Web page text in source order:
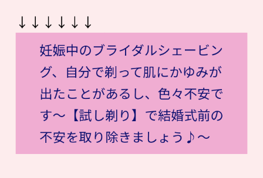
↓↓↓↓↓↓
妊娠中のブライダルシェービン
グ、自分で剃って肌にかゆみが
出たことがあるし、色々不安で
す〜【試し剃り】で結婚式前の
不安を取り除きましょう♪〜